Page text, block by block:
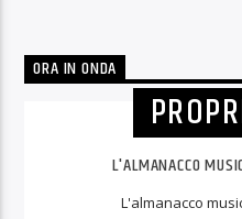
ORA IN ONDA
L'ALMANACCO
L'almanacco